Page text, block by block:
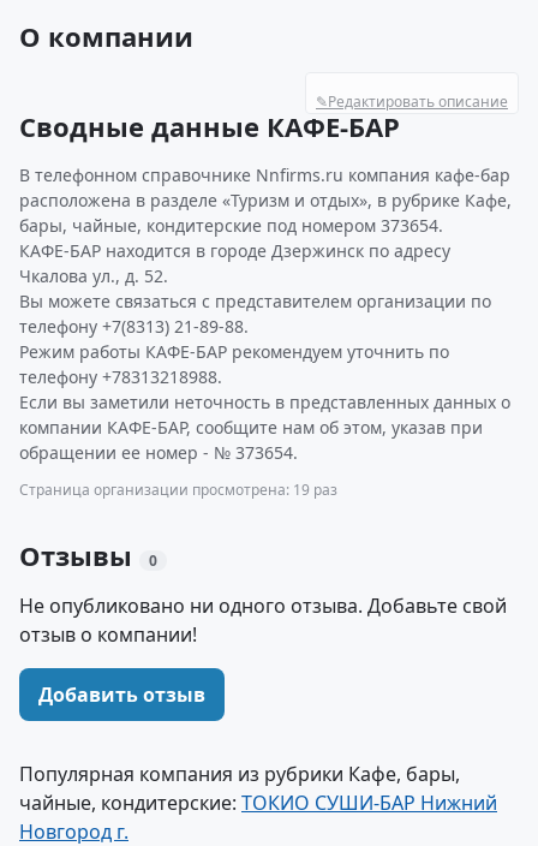
О компании
✎Редактировать описание
Сводные данные КАФЕ-БАР
В телефонном справочнике Nnfirms.ru компания кафе-бар
расположена в разделе «Туризм и отдых», в рубрике Кафе,
бары, чайные, кондитерские под номером 373654.
КАФЕ-БАР находится в городе Дзержинск по адресу
Чкалова ул., д. 52.
Вы можете связаться с представителем организации по
телефону +7(8313) 21-89-88.
Режим работы КАФЕ-БАР рекомендуем уточнить по
телефону +78313218988.
Если вы заметили неточность в представленных данных о
компании КАФЕ-БАР, сообщите нам об этом, указав при
обращении ее номер - № 373654.
Страница организации просмотрена: 19 раз
Отзывы 0
Не опубликовано ни одного отзыва. Добавьте свой
отзыв о компании!
Добавить отзыв
Популярная компания из рубрики Кафе, бары,
чайные, кондитерские: ТОКИО СУШИ-БАР Нижний
Новгород г.